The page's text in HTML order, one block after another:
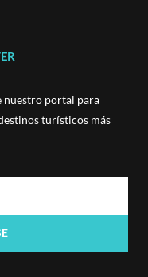
nuestro portal para
turísticos más